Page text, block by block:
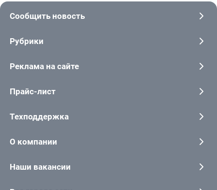
Сообщить новость
Рубрики
Реклама на сайте
Прайс-лист
Техподдержка
О компании
Наши вакансии